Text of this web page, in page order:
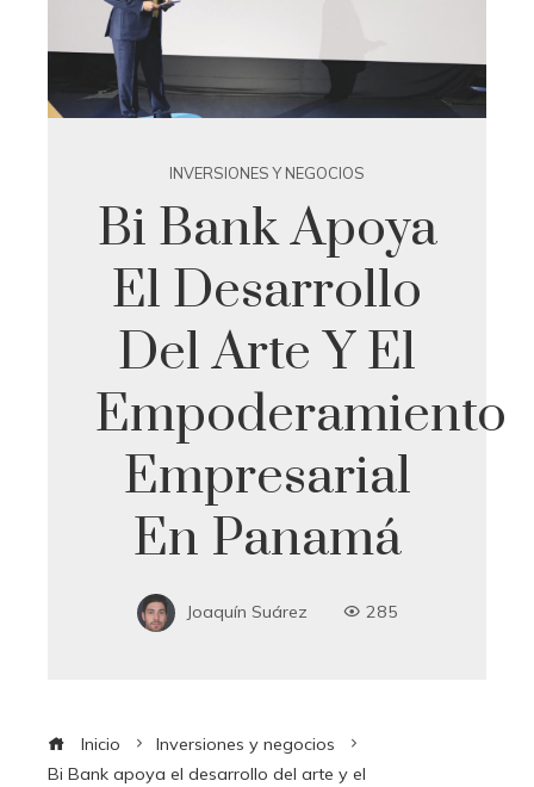
INVERSIONES Y NEGOCIOS
Bi Bank Apoya
El Desarrollo
Del Arte Y El
Empoderamiento
Empresarial
En Panamá
Joaquín Suárez 285
Inicio
Inversiones y negocios
Bi Bank apoya el desarrollo del arte y el